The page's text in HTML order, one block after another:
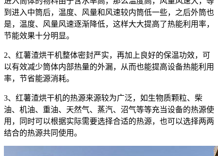
到进入中筒后，温度、风量和风速较内筒低一些，之后外筒也
是，温度、风量风速逐渐降低，这样大大提高了热能利用率，
节能效果十分明显。
2、红薯渣烘干机整体密封严实，再加上良好的保温功效，可
以有效减少筒体内部热量的外漏，从而也能提高设备热能利用
率，节省能源消耗。
3、红薯渣烘干机的热源来源较为广泛，如生物质颗粒、柴
油、机油、重油、天然气、蒸汽、沼气等等充当设备的热源使
用，同时可以根据实际需要选择合适的热源，也可以选择两两
结合的热源共同使用。